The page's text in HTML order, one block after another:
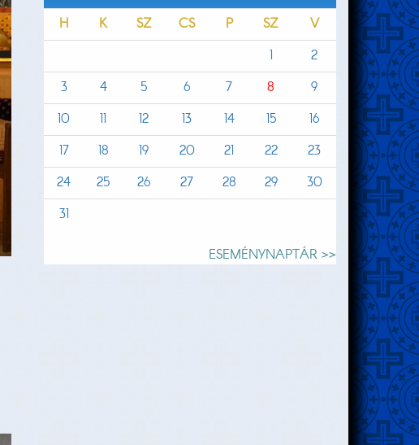
H K SZ CS P SZ
V
1
2
3
4 5 6 7 8
9
10
11 12 13 14 15
16
17
18 19 20 21 22
23
24
25 26 27 28 29
30
31
ESEMÉNYNAPTÁR >>